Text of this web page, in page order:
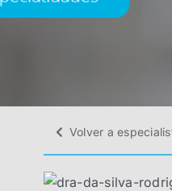
Volver a